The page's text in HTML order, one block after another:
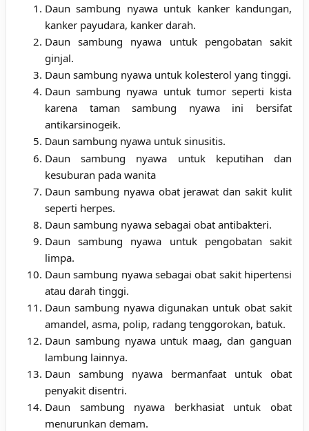
Daun sambung nyawa untuk kanker kandungan,
kanker payudara, kanker darah.
Daun sambung nyawa untuk pengobatan sakit
ginjal.
Daun sambung nyawa untuk kolesterol yang tinggi.
Daun sambung nyawa untuk tumor seperti kista
karena taman sambung nyawa ini bersifat
antikarsinogeik.
Daun sambung nyawa untuk sinusitis.
Daun sambung nyawa untuk keputihan dan
kesuburan pada wanita
Daun sambung nyawa obat jerawat dan sakit kulit
seperti herpes.
Daun sambung nyawa sebagai obat antibakteri.
Daun sambung nyawa untuk pengobatan sakit
limpa.
Daun sambung nyawa sebagai obat sakit hipertensi
atau darah tinggi.
Daun sambung nyawa digunakan untuk obat sakit
amandel, asma, polip, radang tenggorokan, batuk.
Daun sambung nyawa untuk maag, dan ganguan
lambung lainnya.
Daun sambung nyawa bermanfaat untuk obat
penyakit disentri.
Daun sambung nyawa berkhasiat untuk obat
menurunkan demam.